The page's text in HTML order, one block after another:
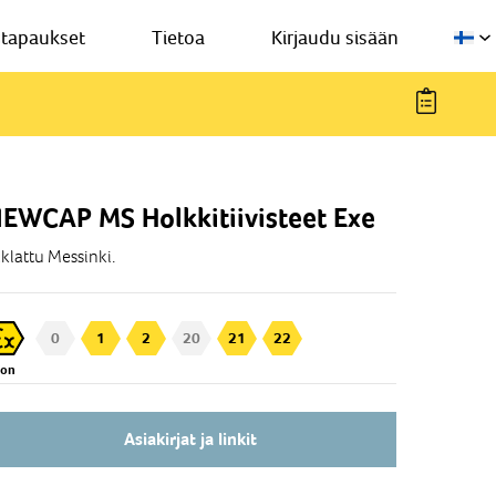
Tietoa Kirjaudu sisään
MS Holkkitiivisteet Exe
Messinki.
0 1 2 20 21 22
Asiakirjat ja linkit